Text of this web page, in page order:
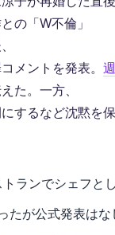
の「W不倫」
メントを発表。
た。一方、
するなど沈黙を
ランでシェフと
たが公式発表はな